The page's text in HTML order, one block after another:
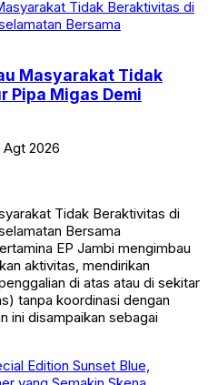
Masyarakat Tidak
Pipa Migas Demi
2026
Tidak Beraktivitas di
Bersama
EP Jambi mengimbau
aktivitas, mendirikan
di atas atau di sekitar
tanpa koordinasi dengan
ini disampaikan sebagai